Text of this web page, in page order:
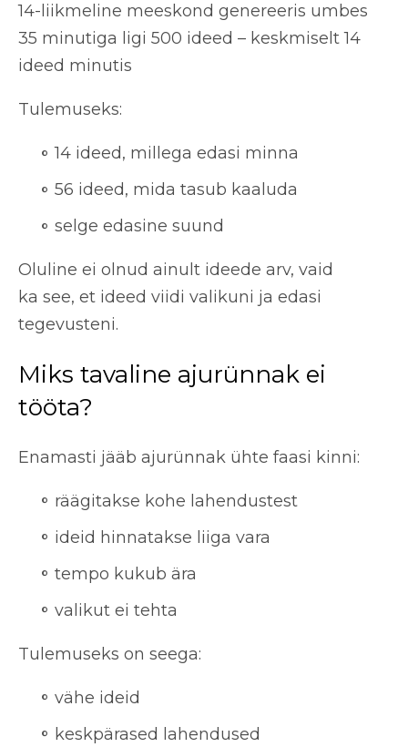
14-liikmeline meeskond genereeris umbes
35 minutiga ligi 500 ideed – keskmiselt 14
ideed minutis
Tulemuseks:
14 ideed, millega edasi minna
56 ideed, mida tasub kaaluda
selge edasine suund
Oluline ei olnud ainult ideede arv, vaid
ka see, et ideed viidi valikuni ja edasi
tegevusteni.
Miks tavaline ajurünnak ei
tööta?
Enamasti jääb ajurünnak ühte faasi kinni:
räägitakse kohe lahendustest
ideid hinnatakse liiga vara
tempo kukub ära
valikut ei tehta
Tulemuseks on seega:
vähe ideid
keskpärased lahendused